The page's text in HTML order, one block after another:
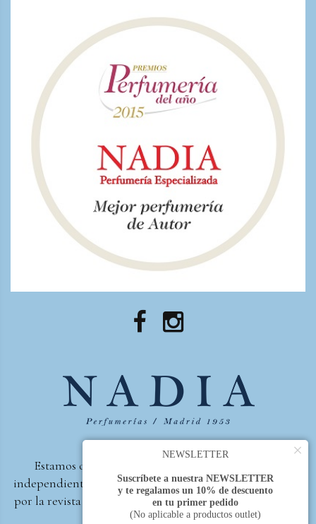
Estamos orgullosos de ser la primera perfumería
independiente de España, en recibir el premio otorgado
por la revista Beautyproof en 2015 a la mejor perfumería
de autor.
×
NEWSLETTER
Suscríbete a nuestra NEWSLETTER
y te regalamos un 10% de descuento
en tu primer pedido
(No aplicable a productos outlet)